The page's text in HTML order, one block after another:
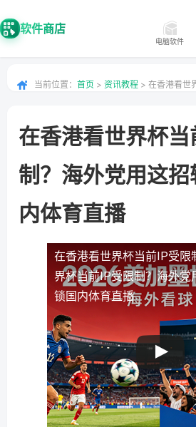
软件商店
电脑软件
当前位置： 首页 > 资讯教程 > 在香港看世
在香港看世界杯当
制？海外党用这招
内体育直播
在香港看世界杯当前IP受限
界杯当前IP受限制？海外党
锁国内体育直播